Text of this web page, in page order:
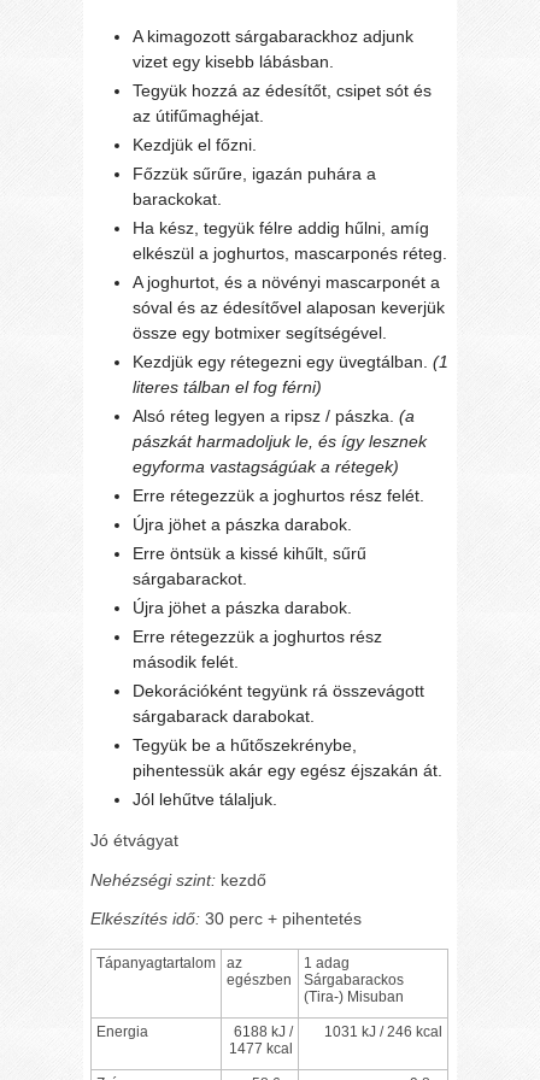
A kimagozott sárgabarackhoz adjunk
vizet egy kisebb lábásban.
Tegyük hozzá az édesítőt, csipet sót és
az útifűmaghéjat.
Kezdjük el főzni.
Főzzük sűrűre, igazán puhára a
barackokat.
Ha kész, tegyük félre addig hűlni, amíg
elkészül a joghurtos, mascarponés réteg.
A joghurtot, és a növényi mascarponét a
sóval és az édesítővel alaposan keverjük
össze egy botmixer segítségével.
Kezdjük egy rétegezni egy üvegtálban.(1
literes tálban el fog férni)
Alsó réteg legyen a ripsz / pászka.(a
pászkát harmadoljuk le, és így lesznek
egyforma vastagságúak a rétegek)
Erre rétegezzük a joghurtos rész felét.
Újra jöhet a pászka darabok.
Erre öntsük a kissé kihűlt, sűrű
sárgabarackot.
Újra jöhet a pászka darabok.
Erre rétegezzük a joghurtos rész
második felét.
Dekorációként tegyünk rá összevágott
sárgabarack darabokat.
Tegyük be a hűtőszekrénybe,
pihentessük akár egy egész éjszakán át.
Jól lehűtve tálaljuk.
Jó étvágyat
Nehézségi szint: kezdő
Elkészítés idő: 30 perc + pihentetés
Tápanyagtartalom
az
egészben
1 adag
Sárgabarackos
(Tira-) Misuban
Energia
6188 kJ /
1477 kcal
1031 kJ / 246 kcal